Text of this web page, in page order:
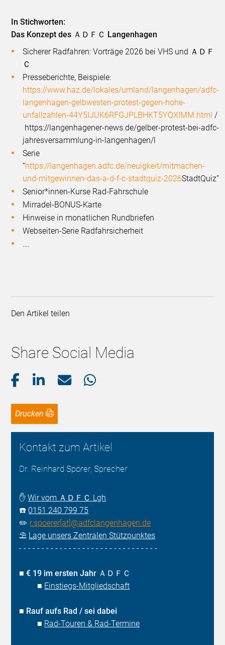
In Stichworten:
Das Konzept des ＡＤＦＣ Langenhagen
Sicherer Radfahren: Vorträge 2026 bei VHS und ＡＤＦ
Ｃ
Presseberichte, Beispiele:
https://www.haz.de/lokales/umland/langenhagen/adfc-
langenhagen-gelbwesten-protest-gegen-hohe-
unfallzahlen-44Y5IJUK6RFGJPLBHKT5YQXIMM.html /
https://langenhagener-news.de/gelber-protest-bei-adfc-
jahresversammlung-in-langenhagen/l
Serie
“https://langenhagen.adfc.de/neuigkeit/mitmachen-
und-mitgewinnen-das-a-d-f-c-stadtquiz-2026StadtQuiz”
Senior*innen-Kurse Rad-Fahrschule
Mirradel-BONUS-Karte
Hinweise in monatlichen Rundbriefen
Webseiten-Serie Radfahrsicherheit
….
Den Artikel teilen
Share Social Media
Drucken
Kontakt zum Artikel
Dr. Reinhard Spörer, Sprecher
✋Wir vom ＡＤＦＣ Lgh
☎️ 0151 240 799 75
✏️ r.spoerer[at]@adfclangenhagen.de
⛱️ Lage unsers Zentralen Stützpunktes
- - - - - - - - - - - - - - - - - - - - - - - - - - - - - - -
■€ 19 im ersten Jahr ＡＤＦＣ
■ Einstiegs-Mitgliedschaft
■ Rauf aufs Rad / sei dabei
■ Rad-Touren & Rad-Termine